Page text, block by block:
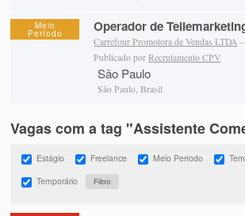
Meio
Período Operador de
Carrefour Promotora de Vendas LTDA –
Publicado porRecrutamento CPV
São Paulo
São Paulo, Brasil
Vagas com a tag "Assistente
Estágio Freelance Meio Período
Temporário